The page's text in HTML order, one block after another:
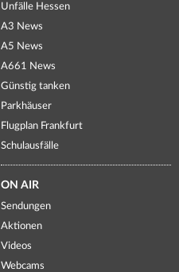
Unfälle Hessen
A3 News
A5 News
A661 News
Günstig tanken
Parkhäuser
Flugplan Frankfurt
Schulausfälle
ON AIR
Sendungen
Aktionen
Videos
Webcams